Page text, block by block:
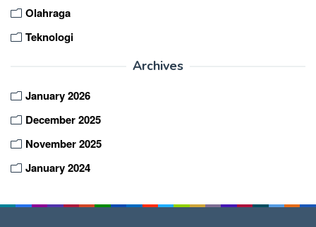
Olahraga
Teknologi
Archives
January 2026
December 2025
November 2025
January 2024